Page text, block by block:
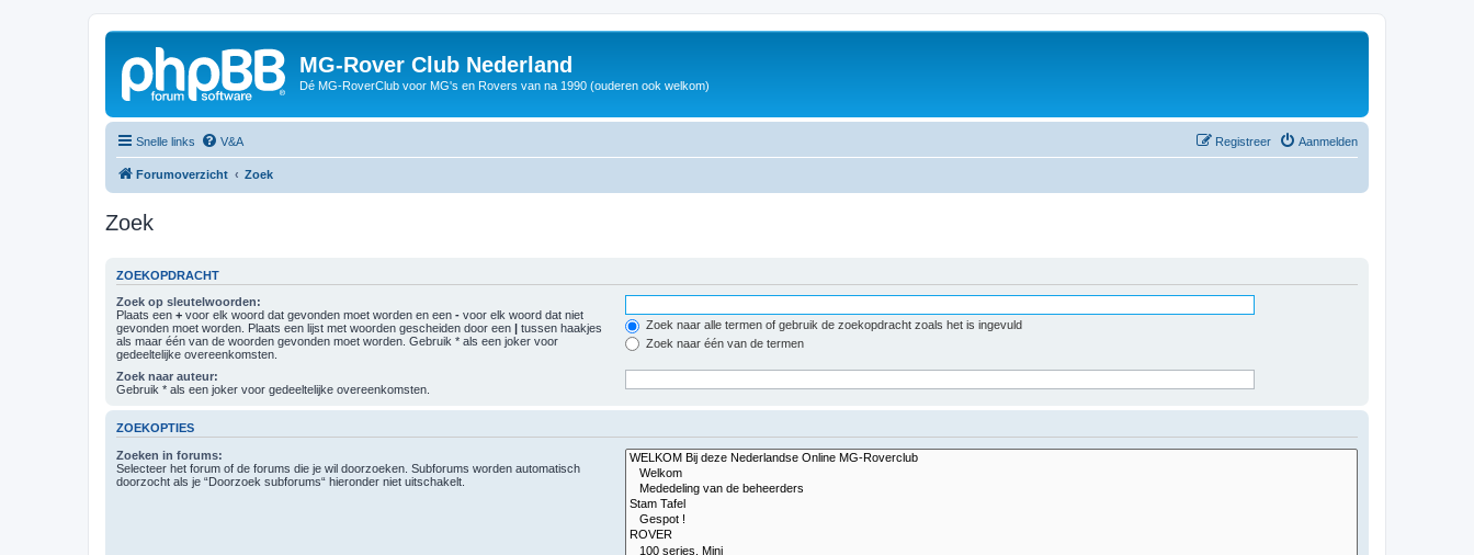
MG-Rover Club Nederland
Dé MG-RoverClub voor MG's en Rovers van na 1990 (ouderen ook welkom)
Snelle links V&A Aanmelden
Registreer
Forumoverzicht Zoek
Zoek
ZOEKOPDRACHT
Zoek op sleutelwoorden:
Plaats een + voor elk woord dat gevonden moet worden en een - voor elk woord dat niet
gevonden moet worden. Plaats een lijst met woorden gescheiden door een | tussen haakjes
als maar één van de woorden gevonden moet worden. Gebruik * als een joker voor
gedeeltelijke overeenkomsten.
Zoek naar alle termen of gebruik de zoekopdracht zoals het is ingevuld
Zoek naar één van de termen
Zoek naar auteur:
Gebruik * als een joker voor gedeeltelijke overeenkomsten.
ZOEKOPTIES
Zoeken in forums:
Selecteer het forum of de forums die je wil doorzoeken. Subforums worden automatisch
doorzocht als je “Doorzoek subforums“ hieronder niet uitschakelt.